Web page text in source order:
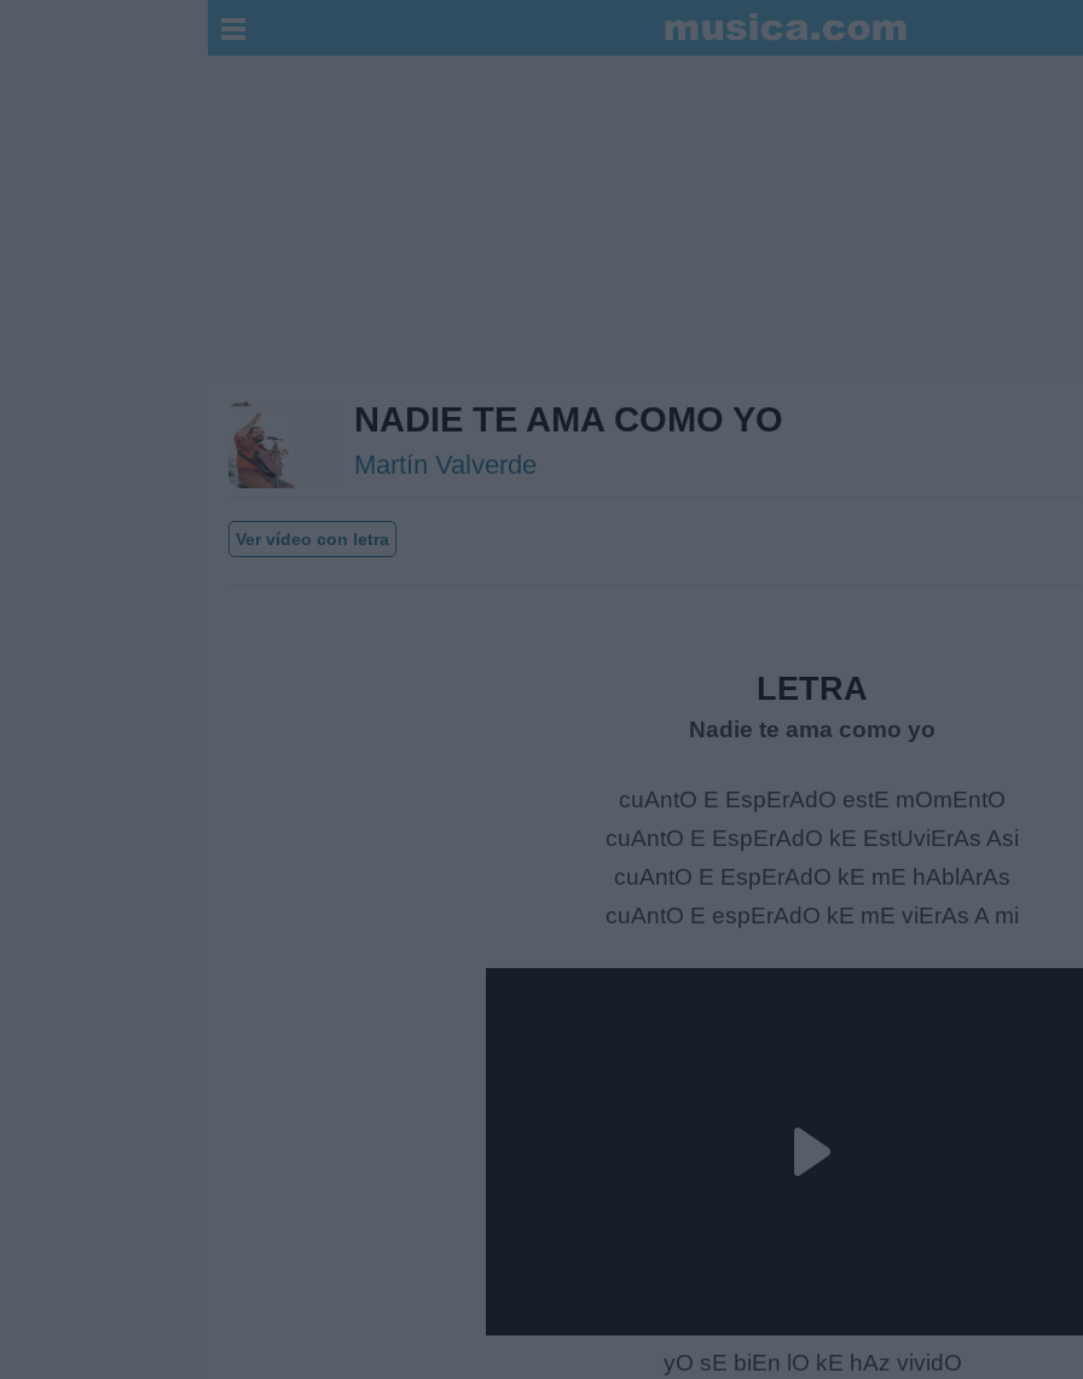
NADIE TE AMA COMO YO
Martín Valverde
Ver vídeo con letra
LETRA
Nadie te ama como yo
cuAntO E EspErAdO estE mOmEntO
cuAntO E EspErAdO kE EstUviErAs Asi
cuAntO E EspErAdO kE mE hAblArAs
cuAntO E espErAdO kE mE viErAs A mi
yO sE biEn lO kE hAz vividO